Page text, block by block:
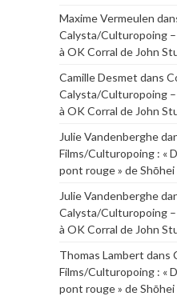
Maxime Vermeulen
Calysta/Culturopoing
à OK Corral de John
Camille Desmet dans
Calysta/Culturopoing
à OK Corral de John
Julie Vandenberghe
Films/Culturopoing : «
pont rouge » de Shōhei
Julie Vandenberghe
Calysta/Culturopoing
à OK Corral de John
Thomas Lambert dans
Films/Culturopoing : «
pont rouge » de Shōhei